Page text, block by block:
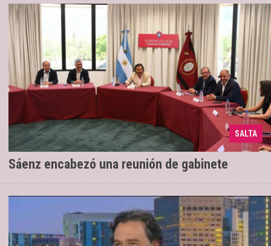
SALTA
Sáenz encabezó una reunión de gabinete
10/12/2025 Se realizó un balance de gestión